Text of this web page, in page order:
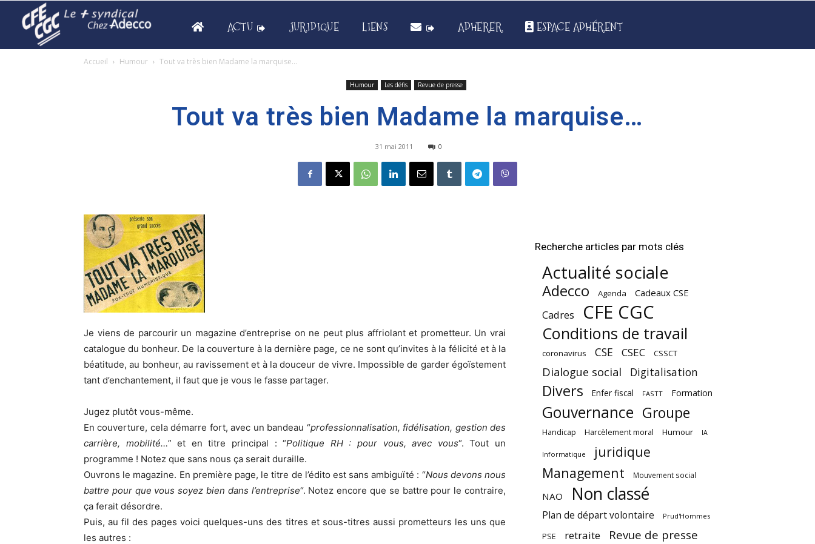
ACTU JURIDIQUE LIENS ADHERER ESPACE ADHÉRENT
Accueil Humour Tout va très bien Madame la marquise…
Humour Les défis Revue de presse
Tout va très bien Madame la marquise…
31 mai 2011 0
Je viens de parcourir un magazine d’entreprise on ne peut plus affriolant et prometteur. Un vrai
catalogue du bonheur. De la couverture à la dernière page, ce ne sont qu’invites à la félicité et à la
béatitude, au bonheur, au ravissement et à la douceur de vivre. Impossible de garder égoïstement
tant d’enchantement, il faut que je vous le fasse partager.
Jugez plutôt vous-même.
En couverture, cela démarre fort, avec un bandeau “professionnalisation, fidélisation, gestion des
carrière, mobilité…” et en titre principal : “Politique RH : pour vous, avec vous“. Tout un
programme ! Notez que sans nous ça serait duraille.
Ouvrons le magazine. En première page, le titre de l’édito est sans ambiguïté : “Nous devons nous
battre pour que vous soyez bien dans l’entreprise“. Notez encore que se battre pour le contraire,
ça ferait désordre.
Puis, au fil des pages voici quelques-uns des titres et sous-titres aussi prometteurs les uns que
les autres :
Recherche articles par mots clés
Actualité sociale
Adecco Agenda Cadeaux CSE
Cadres CFE CGC
Conditions de travail
coronavirus CSE CSEC CSSCT
Dialogue social Digitalisation
Divers Enfer fiscal FASTT Formation
Gouvernance Groupe
Handicap Harcèlement moral Humour IA
Informatique
juridique
Management
Mouvement social
NAO Non classé
Plan de départ volontaire Prud'Hommes
PSE retraite Revue de presse